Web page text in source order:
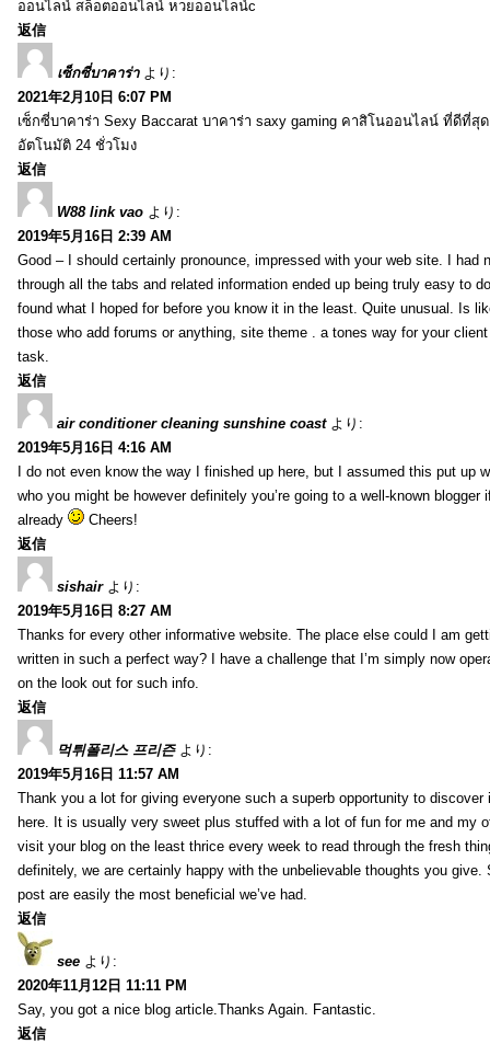
ออนไลน์ สล็อตออนไลน์ หวยออนไลน์c
返信
เซ็กซี่บาคาร่า より:
2021年2月10日 6:07 PM
เซ็กซี่บาคาร่า Sexy Baccarat บาคาร่า saxy gaming คาสิโนออนไลน์ ที่ดีที่สุ
อัตโนมัติ 24 ชั่วโมง
返信
W88 link vao より:
2019年5月16日 2:39 AM
Good – I should certainly pronounce, impressed with your web site. I had
through all the tabs and related information ended up being truly easy to
found what I hoped for before you know it in the least. Quite unusual. Is
those who add forums or anything, site theme . a tones way for your
task.
返信
air conditioner cleaning sunshine coast より:
2019年5月16日 4:16 AM
I do not even know the way I finished up here, but I assumed this put up
who you might be however definitely you’re going to a well-known blogger
already
Cheers!
返信
sishair より:
2019年5月16日 8:27 AM
Thanks for every other informative website. The place else could I am
written in such a perfect way? I have a challenge that I’m simply now
on the look out for such info.
返信
먹튀폴리스 프리즌 より:
2019年5月16日 11:57 AM
Thank you a lot for giving everyone such a superb opportunity to discover
here. It is usually very sweet plus stuffed with a lot of fun for me and my
visit your blog on the least thrice every week to read through the fresh
definitely, we are certainly happy with the unbelievable thoughts you
post are easily the most beneficial we’ve had.
返信
see より:
2020年11月12日 11:11 PM
Say, you got a nice blog article.Thanks Again. Fantastic.
返信